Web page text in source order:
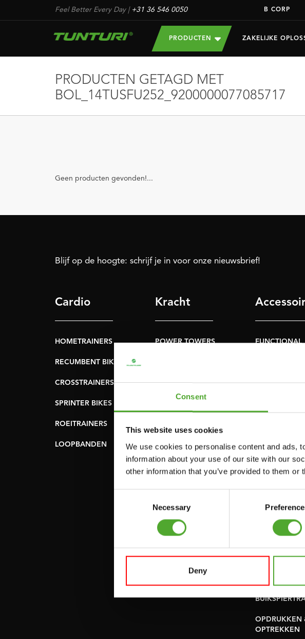
Consent
This website uses cookies
We use cookies to personalise content and ads,
information about your use of our site with our
other information that you’ve provided to them
Necessary
Deny
Feel Better Every Day| +31 36 546 0050 B CORP
PRODUCTEN ZAKELIJKE
PRODUCTEN GETAGD MET
BOL_14TUSFU252_9200000077085717
Geen producten gevonden!...
Blijf op de hoogte: schrijf je in voor onze nieuwsbrief!
Cardio
HOMETRAINERS
RECUMBENT BIKES
CROSSTRAINERS
SPRINTER BIKES
ROEITRAINERS
LOOPBANDEN
Kracht
POWER TOWERS
LEVERAGE GYMS
SMITH MACHINES
PULLEY STATIONS
RACKS
FUNCTIONAL
GYMBALLEN
MATTEN
MINIBIKES/
TRAINERS
OPDRUKKEN
OPTREKKEN